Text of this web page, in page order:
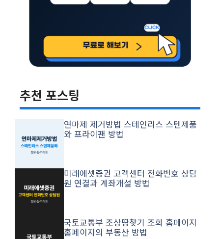
추천 포스팅
연마제 제거방법 스테인리스 스텐제품
와 프라이팬 방법
미래에셋증권 고객센터 전화번호 상담
원 연결과 계좌개설 방법
국토교통부 조상땅찾기 조회 홈페이지
홈페이지의 부동산 방법